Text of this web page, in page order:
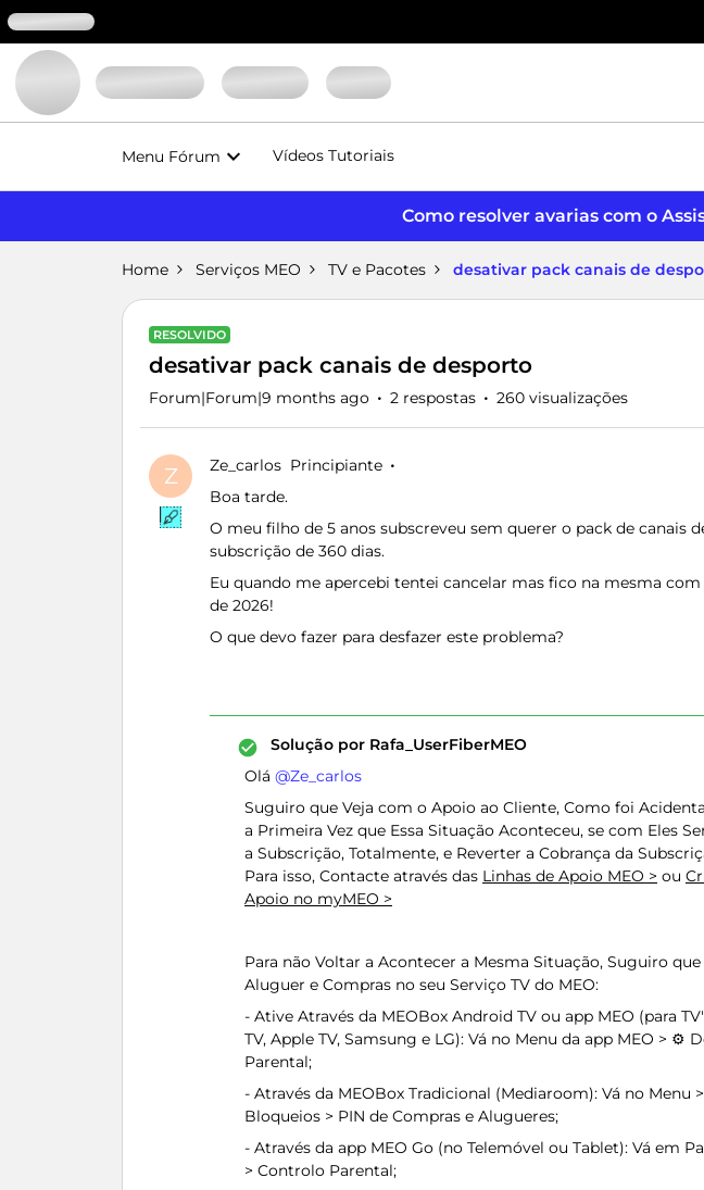
Menu Fórum Vídeos Tutoriais
Como resolver avarias com o
Home Serviços MEO TV e Pacotes desativar pack canais de
RESOLVIDO
desativar pack canais de desporto
Forum|Forum|9 months ago 2 respostas 260 visualizações
Z Ze_carlos Principiante
Boa tarde.
O meu filho de 5 anos subscreveu sem querer o pack de canais
subscrição de 360 dias.
Eu quando me apercebi tentei cancelar mas fico na mesma
de 2026!
O que devo fazer para desfazer este problema?
Solução por Rafa_UserFiberMEO
Olá ​ @Ze_carlos
Suguiro que Veja com o Apoio ao Cliente, Como foi
a Primeira Vez que Essa Situação Aconteceu, se com Eles
a Subscrição, Totalmente, e Reverter a Cobrança da
Para isso, Contacte através das Linhas de Apoio MEO > ou
Apoio no myMEO >
Para não Voltar a Acontecer a Mesma Situação, Suguiro
Aluguer e Compras no seu Serviço TV do MEO:
- Ative Através da MEOBox Android TV ou app MEO (para
TV, Apple TV, Samsung e LG): Vá no Menu da app MEO > ⚙️
Parental;
- Através da MEOBox Tradicional (Mediaroom): Vá no Menu
Bloqueios > PIN de Compras e Alugueres;
- Através da app MEO Go (no Telemóvel ou Tablet): Vá em
> Controlo Parental;